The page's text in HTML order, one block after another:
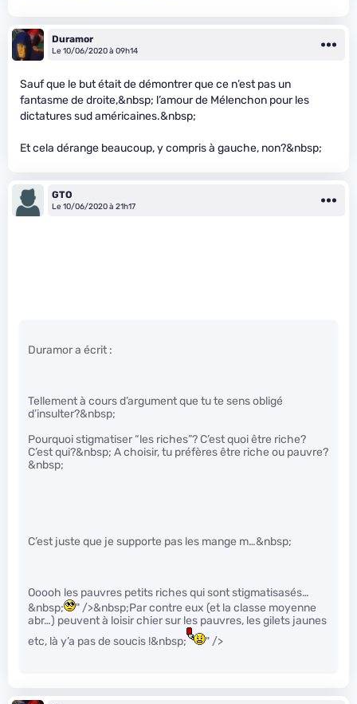
Duramor
Le 10/06/2020 à 09h14
Sauf que le but était de démontrer que ce n’est pas un
fantasme de droite,&nbsp; l’amour de Mélenchon pour les
dictatures sud américaines.&nbsp;
Et cela dérange beaucoup, y compris à gauche, non?&nbsp;
GTO
Le 10/06/2020 à 21h17
Duramor a écrit :
Tellement à cours d’argument que tu te sens obligé
d’insulter?&nbsp;
Pourquoi stigmatiser “les riches”? C’est quoi être riche?
C’est qui?&nbsp; A choisir, tu préfères être riche ou pauvre?
&nbsp;
C’est juste que je supporte pas les mange m…&nbsp;
Ooooh les pauvres petits riches qui sont stigmatisasés…
&nbsp;
" />&nbsp;Par contre eux (et la classe moyenne
abr…) peuvent à loisir chier sur les pauvres, les gilets jaunes
etc, là y’a pas de soucis !&nbsp;
" />